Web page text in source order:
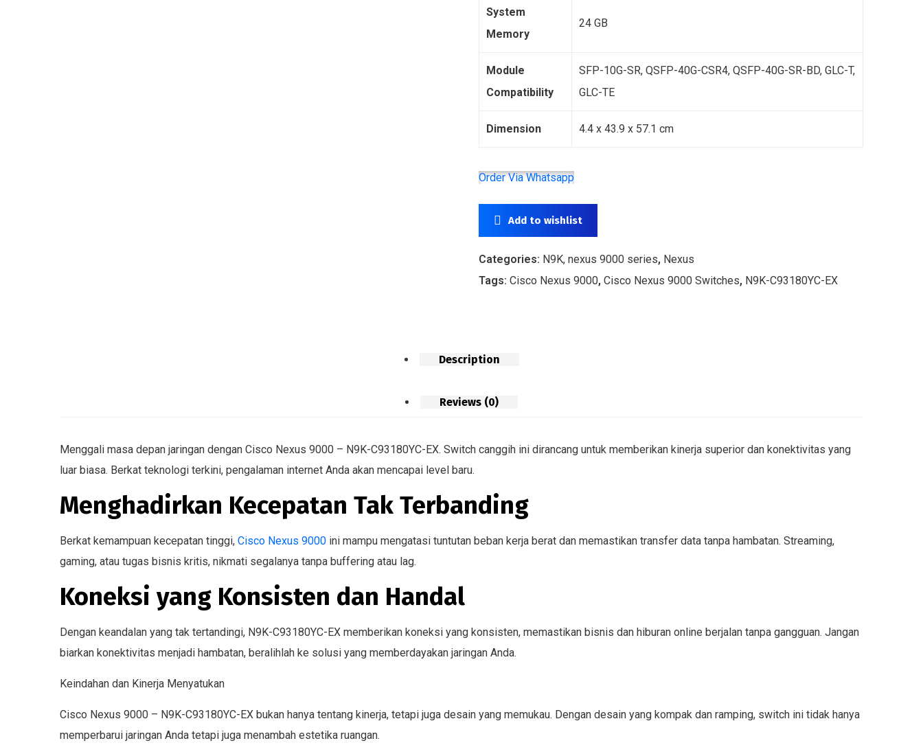
System
Memory
24 GB
Module
Compatibility
SFP-10G-SR, QSFP-40G-CSR4, QSFP-40G-SR-BD, GLC-T,
GLC-TE
Dimension 4.4 x 43.9 x 57.1 cm
Order Via Whatsapp
Add to wishlist
Categories: N9K, nexus 9000 series, Nexus
Tags: Cisco Nexus 9000, Cisco Nexus 9000 Switches, N9K-C93180YC-EX
Description
Reviews (0)
Menggali masa depan jaringan dengan Cisco Nexus 9000 – N9K-C93180YC-EX. Switch canggih ini dirancang untuk memberikan kinerja superior dan konektivitas yang
luar biasa. Berkat teknologi terkini, pengalaman internet Anda akan mencapai level baru.
Menghadirkan Kecepatan Tak Terbanding
Berkat kemampuan kecepatan tinggi, Cisco Nexus 9000 ini mampu mengatasi tuntutan beban kerja berat dan memastikan transfer data tanpa hambatan. Streaming,
gaming, atau tugas bisnis kritis, nikmati segalanya tanpa buffering atau lag.
Koneksi yang Konsisten dan Handal
Dengan keandalan yang tak tertandingi, N9K-C93180YC-EX memberikan koneksi yang konsisten, memastikan bisnis dan hiburan online berjalan tanpa gangguan. Jangan
biarkan konektivitas menjadi hambatan, beralihlah ke solusi yang memberdayakan jaringan Anda.
Keindahan dan Kinerja Menyatukan
Cisco Nexus 9000 – N9K-C93180YC-EX bukan hanya tentang kinerja, tetapi juga desain yang memukau. Dengan desain yang kompak dan ramping, switch ini tidak hanya
memperbarui jaringan Anda tetapi juga menambah estetika ruangan.